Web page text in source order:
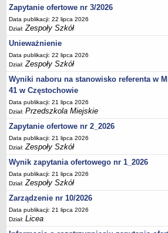
UDOSTĘPNIANIE INFORMACJI PUBLICZNEJ
OCHRONA DANYCH OSOBOWYCH
Zapytanie ofertowe nr 3/2026
Data publikacji: 22 lipca 2026
Dział:Zespoły Szkół
Unieważnienie
Data publikacji: 22 lipca 2026
Dział:Zespoły Szkół
Wyniki naboru na stanowisko referenta w
41 w Częstochowie
Data publikacji: 21 lipca 2026
Dział:Przedszkola Miejskie
Zapytanie ofertowe nr 2_2026
Data publikacji: 21 lipca 2026
Dział:Zespoły Szkół
Wynik zapytania ofertowego nr 1_2026
Data publikacji: 21 lipca 2026
Dział:Zespoły Szkół
Zarządzenie nr 10/2026
Data publikacji: 21 lipca 2026
Dział:Licea